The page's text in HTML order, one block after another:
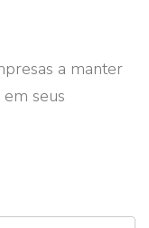
a manter
seus